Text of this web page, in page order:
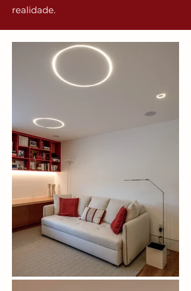
realidade.